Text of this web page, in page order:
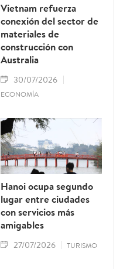
Vietnam refuerza
conexión del sector de
materiales de
construcción con
Australia
30/07/2026
ECONOMÍA
Hanoi ocupa segundo
lugar entre ciudades
con servicios más
amigables
27/07/2026 TURISMO